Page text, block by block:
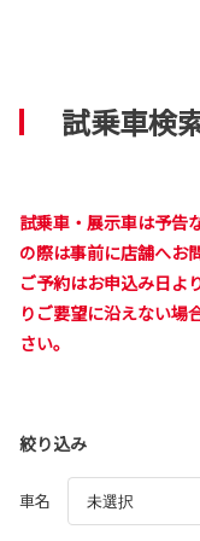
試乗車検
試乗車・展示車は予告
の際は事前に店舗へお
ご予約はお申込み日よ
りご要望に沿えない場
さい。
絞り込み
車名